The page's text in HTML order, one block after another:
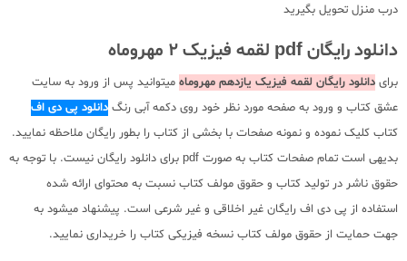
درب منزل تحویل بگیرید
دانلود رایگان pdf لقمه فیزیک 2 مهروماه
برای دانلود رایگان لقمه فیزیک یازدهم مهروماه میتوانید پس از ورود به سایت
عشق کتاب و ورود به صفحه مورد نظر خود روی دکمه آبی رنگ دانلود پی دی اف
کتاب کلیک نموده و نمونه صفحات با بخشی از کتاب را بطور رایگان ملاحظه نمایید.
بدیهی است تمام صفحات کتاب به صورت pdf برای دانلود رایگان نیست. با توجه به
حقوق ناشر در تولید کتاب و حقوق مولف کتاب نسبت به محتوای ارائه شده
استفاده از پی دی اف رایگان غیر اخلاقی و غیر شرعی است. پیشنهاد میشود به
جهت حمایت از حقوق مولف کتاب نسخه فیزیکی کتاب را خریداری نمایید.